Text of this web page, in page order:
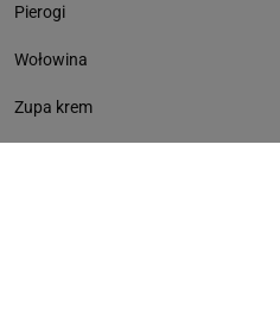
Pierogi
Wołowina
Zupa krem